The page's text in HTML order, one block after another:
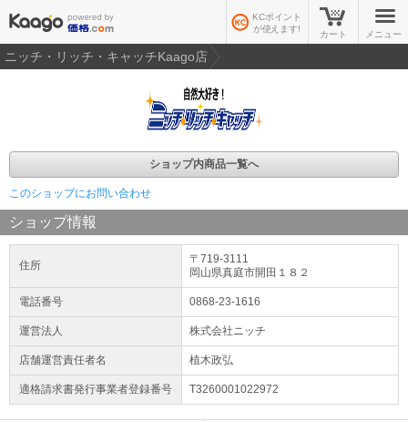
KCポイント
が使えます!
カート メニュー
ニッチ・リッチ・キャッチKaago店
ショップ内商品一覧へ
このショップにお問い合わせ
ショップ情報
住所
〒719-3111
岡山県真庭市開田１８２
電話番号 0868-23-1616
運営法人 株式会社ニッチ
店舗運営責任者名 植木政弘
適格請求書発行事業者登録番号 T3260001022972